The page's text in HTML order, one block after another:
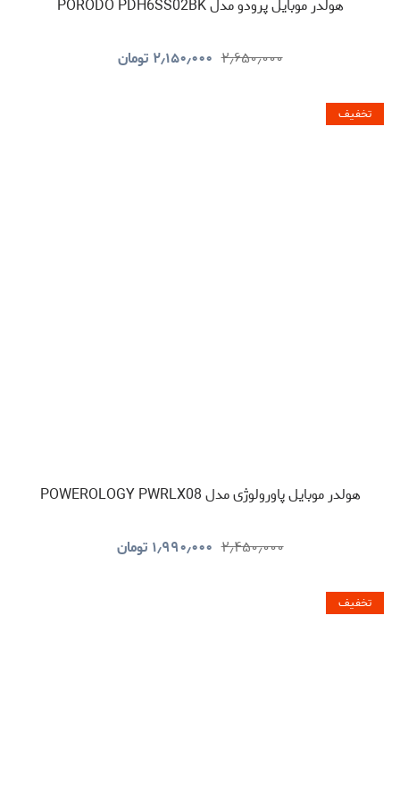
هولدر موبایل پرودو مدل PORODO PDH6SS02BK
۲٫۶۵۰٫۰۰۰ ۲٫۱۵۰٫۰۰۰ تومان
تخفیف
هولدر موبایل پاورولوژی مدل POWEROLOGY PWRLX08
۲٫۴۵۰٫۰۰۰ ۱٫۹۹۰٫۰۰۰ تومان
تخفیف